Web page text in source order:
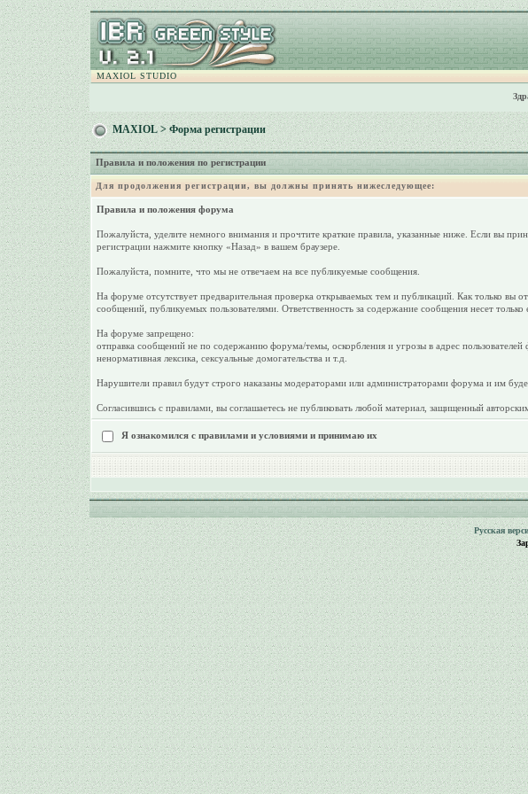
MAXIOL STUDIO
MAXIOL> Форма регистрации
Правила и положения по регистрации
Для продолжения регистрации, вы должны принять нижеследующее:
Правила и положения форума
Пожалуйста, уделите немного внимания и прочтите краткие правила, указанные ниже. Если вы
регистрации нажмите кнопку «Назад» в вашем браузере.
Пожалуйста, помните, что мы не отвечаем на все публикуемые сообщения.
На форуме отсутствует предварительная проверка открываемых тем и публикаций. Как только
сообщений, публикуемых пользователями. Ответственность за содержание сообщения несет только
На форуме запрещено:
отправка сообщений не по содержанию форума/темы, оскорбления и угрозы в адрес
ненормативная лексика, сексуальные домогательства и т.д.
Нарушители правил будут строго наказаны модераторами или администраторами форума и им
Согласившись с правилами, вы соглашаетесь не публиковать любой материал, защищенный
Я ознакомился с правилами и условиями и принимаю их
Русская